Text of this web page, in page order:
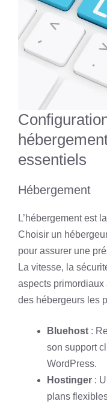
essentiels
Hébergement
L’hébergement est
Choisir un
pour assurer une
La vitesse, la
aspects
des hébergeurs les
Bluehost :
son support
WordPress.
Hostinger :
plans